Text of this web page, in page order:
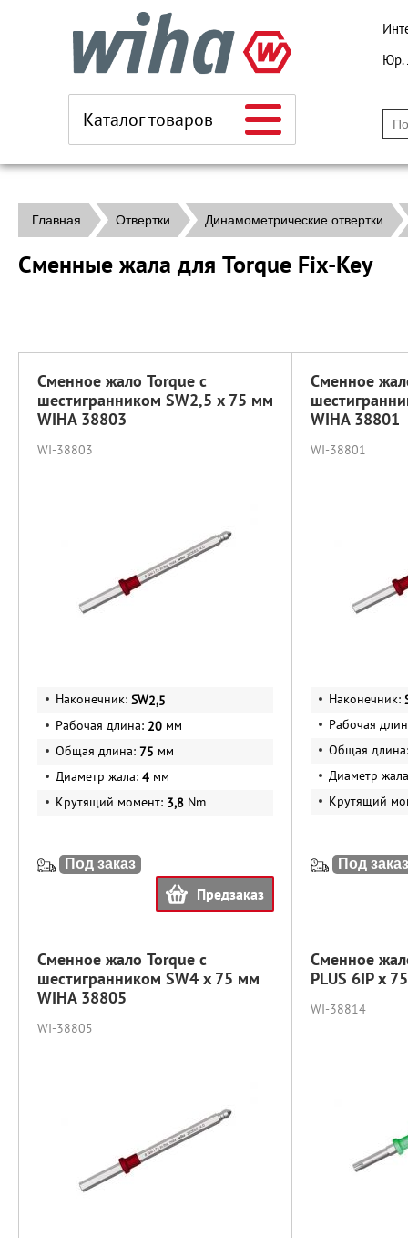
Каталог товаров
Юр.
Главная Отвертки Динамометрические отвертки
Сменные жала для Torque Fix-Key
Сменное жало Torque с
шестигранником SW2,5 x 75 мм
WIHA 38803
WI-38803
Наконечник: SW2,5
Рабочая длина: 20 мм
Общая длина: 75 мм
Диаметр жала: 4 мм
Крутящий момент: 3,8 Nm
Под заказ
Предзаказ
Сменное
WIHA 38801
WI-38801
Наконечник:
Рабочая
Общая
Диаметр
Крутящий
Под заказ
Сменное жало Torque с
шестигранником SW4 x 75 мм
WIHA 38805
WI-38805
Сменное
PLUS 6IP x
WI-38814